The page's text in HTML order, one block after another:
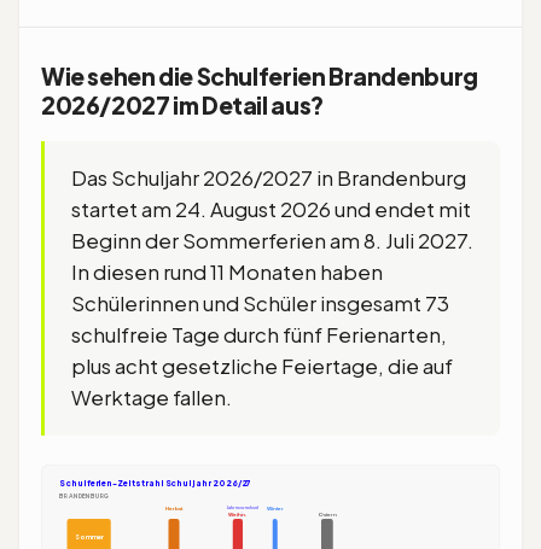
Wie sehen die Schulferien Brandenburg
2026/2027 im Detail aus?
Das Schuljahr 2026/2027 in Brandenburg
startet am 24. August 2026 und endet mit
Beginn der Sommerferien am 8. Juli 2027.
In diesen rund 11 Monaten haben
Schülerinnen und Schüler insgesamt 73
schulfreie Tage durch fünf Ferienarten,
plus acht gesetzliche Feiertage, die auf
Werktage fallen.
Schulferien-Zeitstrahl Schuljahr 2026/27
BRANDENBURG
Jahreswechsel
Sommer
Herbst
Weihn.
Winter
Ostern